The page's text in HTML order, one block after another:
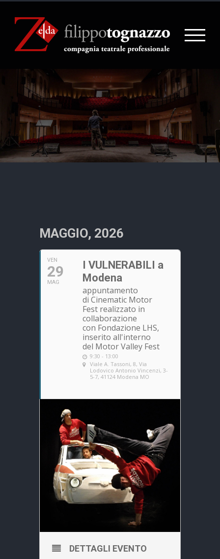
MAGGIO, 2026
VEN
29
MAG
I VULNERABILI a
Modena
appuntamento
di Cinematic Motor
Fest realizzato in
collaborazione
con Fondazione LHS,
inserito all'interno
del Motor Valley Fest
9:30 - 13:00
Viale A. Tassoni, 8, Via
Lodovico Antonio Vincenzi, 3-
5-7, 41124 Modena MO
DETTAGLI EVENTO